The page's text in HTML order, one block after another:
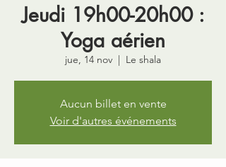
Jeudi 19h00-20h00 :
Yoga aérien
jue, 14 nov
  |
Le shala
Aucun billet en vente
Voir d'autres événements